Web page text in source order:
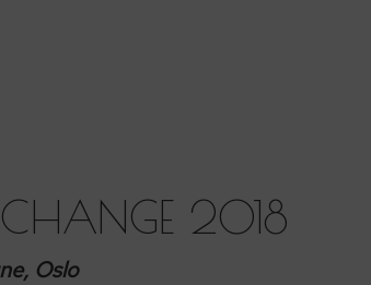
2018
Oslo